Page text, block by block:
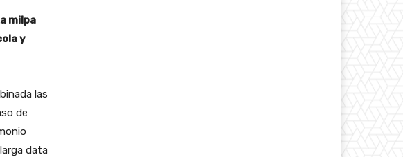
milpa
y
las
de
data